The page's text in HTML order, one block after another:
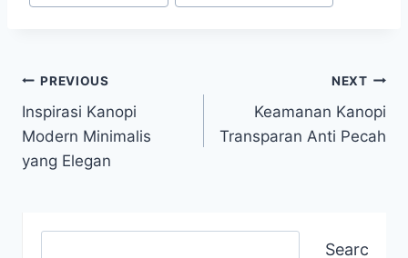
PREVIOUS
Inspirasi Kanopi
Modern Minimalis
yang Elegan
NEXT
Keamanan Kanopi
Transparan Anti Pecah
Search